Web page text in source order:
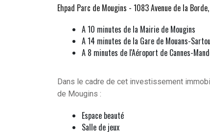
Ehpad Parc de Mougins - 1083 Avenue de la
A 10 minutes de la Mairie de Mougins
A 14 minutes de la Gare de Mouans-
A 8 minutes de l'Aéroport de Cannes-
Dans le cadre de cet investissement
de Mougins :
Espace beauté
Salle de jeux